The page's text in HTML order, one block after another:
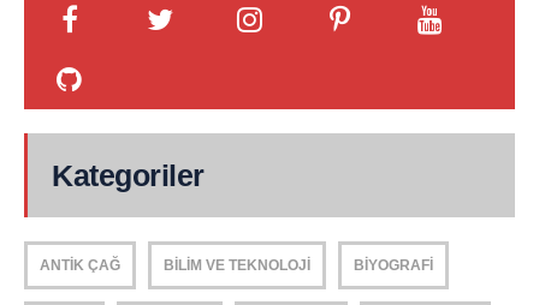
Kategoriler
ANTIK ÇAĞ BILIM VE TEKNOLOJI BIYOGRAFI